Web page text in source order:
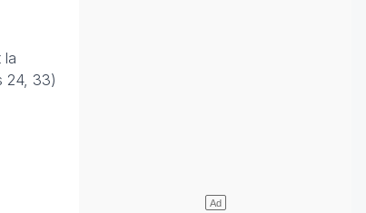
la
24, 33)